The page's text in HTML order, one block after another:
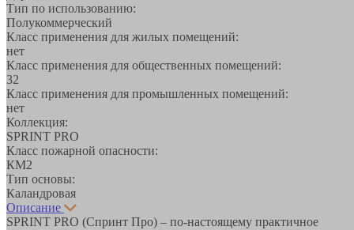
Тип по использованию:
Полукоммерческий
Класс применения для жилых помещений:
нет
Класс применения для общественных помещений:
32
Класс применения для промышленных помещений:
нет
Коллекция:
SPRINT PRO
Класс пожарной опасности:
КМ2
Тип основы:
Каландровая
Описание
SPRINT PRO (Спринт Про) – по-настоящему практичное